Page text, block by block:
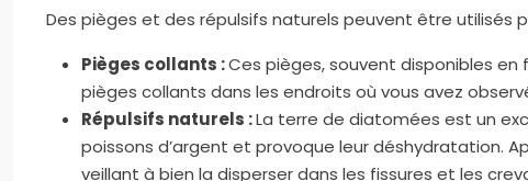
Des pièges et des répulsifs naturels peuvent être utilisés
Pièges collants :Ces pièges, souvent disponibles
pièges collants dans les endroits où vous avez
Répulsifs naturels :La terre de diatomées est un
poissons d’argent et provoque leur déshydratation.
veillant à bien la disperser dans les fissures et les